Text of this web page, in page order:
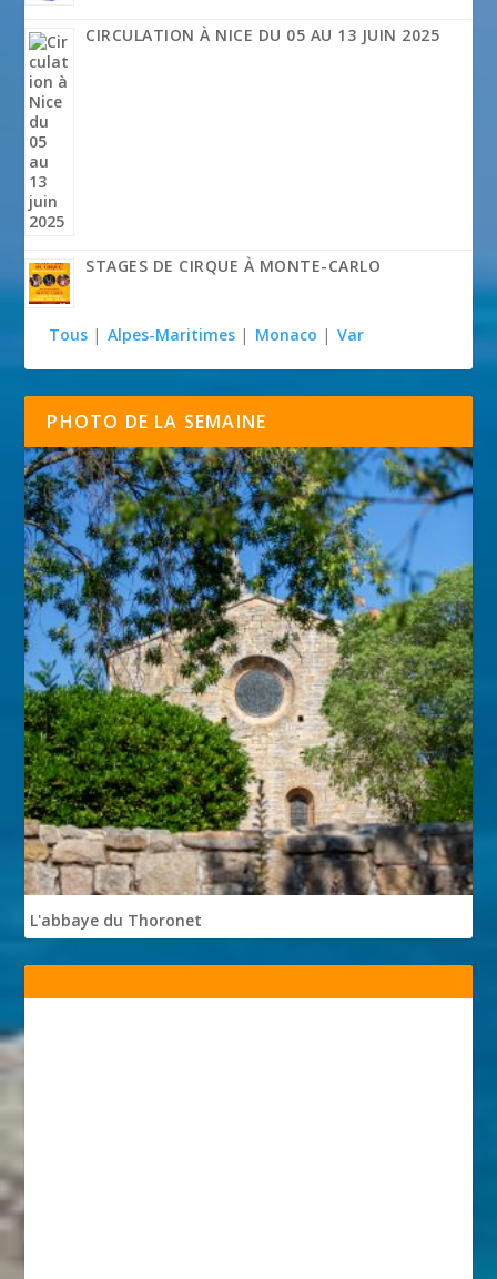
CIRCULATION À NICE DU 05 AU 13 JUIN 2025
STAGES DE CIRQUE À MONTE-CARLO
Tous | Alpes-Maritimes | Monaco | Var
PHOTO DE LA SEMAINE
L'abbaye du Thoronet